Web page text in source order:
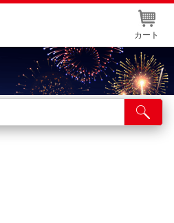
カート